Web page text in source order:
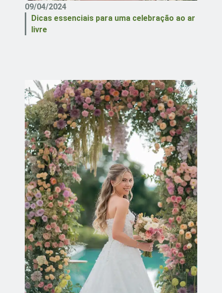
09/04/2024
Dicas essenciais para uma celebração ao ar
livre